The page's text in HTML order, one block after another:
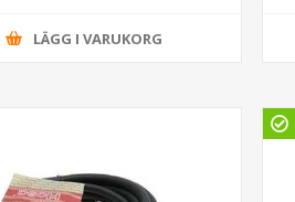
LÄGG I VARUKORG